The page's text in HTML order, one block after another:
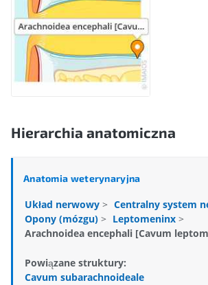
Hierarchia anatomiczna
Anatomia weterynaryjna
Układ nerwowy > Centralny system
Opony (mózgu) > Leptomeninx >
Arachnoidea encephali [Cavum
Powiązane struktury:
Cavum subarachnoideale